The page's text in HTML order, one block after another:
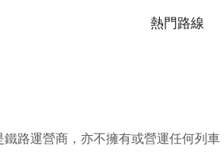
熱門路線
路運營商，亦不擁有或營運任何列